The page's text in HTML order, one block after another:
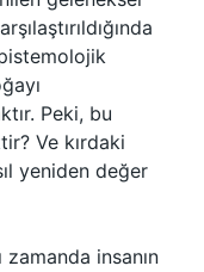
Peki, bu
Ve kırdaki
yeniden değer
insanın